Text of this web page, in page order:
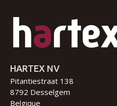
HARTEX NV
Pitantiestraat 138
8792 Desselgem
Belgique